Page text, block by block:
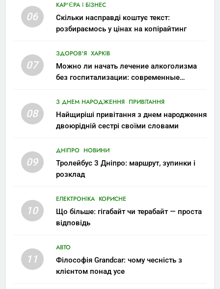
06
КАР'ЄРА І БІЗНЕС
Скільки насправді коштує текст:
розбираємось у цінах на копірайтинг
07
ЗДОРОВ'Я ХАРКІВ
Можно ли начать лечение алкоголизма
без госпитализации: современные
08
З ДНЕМ НАРОДЖЕННЯ ПРИВІТАННЯ
Найщиріші привітання з днем народження
двоюрідній сестрі своїми словами
09
ДНІПРО НОВИНИ
Тролейбус 3 Дніпро: маршрут, зупинки і
розклад
10
ЕЛЕКТРОНІКА КОРИСНЕ
Що більше: гігабайт чи терабайт — проста
відповідь
11
АВТО
Філософія Grandcar: чому чесність з
клієнтом понад усе